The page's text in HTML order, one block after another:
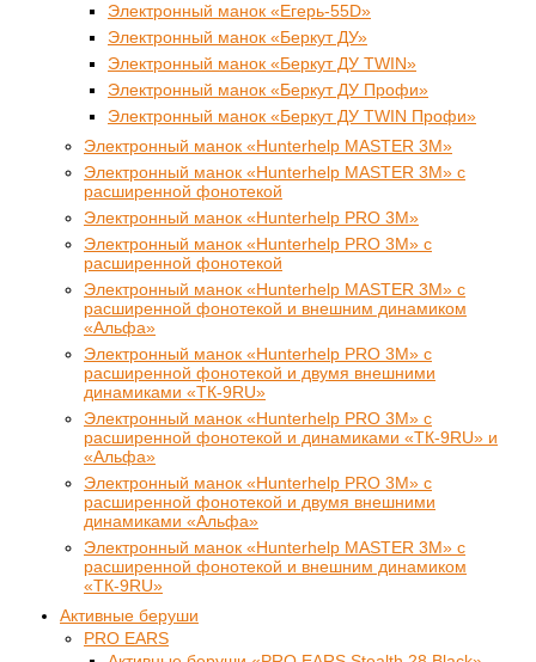
Электронный манок «Егерь-55D»
Электронный манок «Беркут ДУ»
Электронный манок «Беркут ДУ TWIN»
Электронный манок «Беркут ДУ Профи»
Электронный манок «Беркут ДУ TWIN Профи»
Электронный манок «Hunterhelp MASTER 3M»
Электронный манок «Hunterhelp MASTER 3M» с
расширенной фонотекой
Электронный манок «Hunterhelp PRO 3M»
Электронный манок «Hunterhelp PRO 3M» с
расширенной фонотекой
Электронный манок «Hunterhelp MASTER 3M» с
расширенной фонотекой и внешним динамиком
«Альфа»
Электронный манок «Hunterhelp PRO 3M» с
расширенной фонотекой и двумя внешними
динамиками «ТК-9RU»
Электронный манок «Hunterhelp PRO 3M» с
расширенной фонотекой и динамиками «ТК-9RU» и
«Альфа»
Электронный манок «Hunterhelp PRO 3M» с
расширенной фонотекой и двумя внешними
динамиками «Альфа»
Электронный манок «Hunterhelp MASTER 3M» с
расширенной фонотекой и внешним динамиком
«ТК-9RU»
Активные беруши
PRO EARS